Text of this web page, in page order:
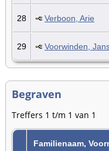
28 Verboon, Arie
29 Voorwinden,
Begraven
Treffers 1 t/m 1 van 1
Familienaam,